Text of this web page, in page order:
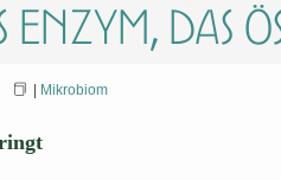
Enzym,
| Mikrobiom